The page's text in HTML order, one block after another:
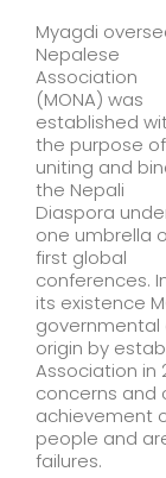
Myagdi
Nepalese
Association
(MONA) was
established
the purpose of
uniting and
the Nepali
Diaspora
one umbrella
first global
conferences.
its existence
governmental
origin by
Association in
concerns and
achievement
people and
failures.